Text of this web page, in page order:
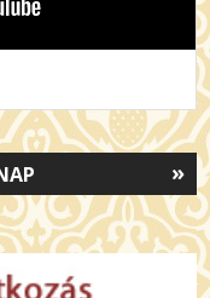
»